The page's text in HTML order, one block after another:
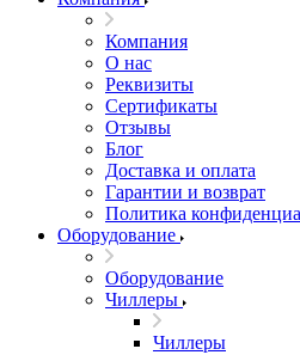
Компания
О нас
Реквизиты
Сертификаты
Отзывы
Блог
Доставка и оплата
Гарантии и возврат
Политика
Оборудование
Оборудование
Чиллеры
Чиллеры